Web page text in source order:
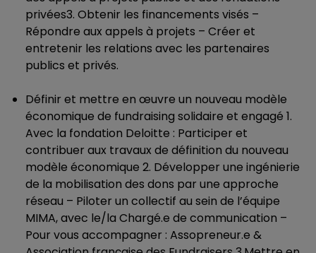
privées3. Obtenir les financements visés –
Répondre aux appels à projets – Créer et
entretenir les relations avec les partenaires
publics et privés.
Définir et mettre en œuvre un nouveau modèle
économique de fundraising solidaire et engagé 1.
Avec la fondation Deloitte : Participer et
contribuer aux travaux de définition du nouveau
modèle économique 2. Développer une ingénierie
de la mobilisation des dons par une approche
réseau – Piloter un collectif au sein de l’équipe
MIMA, avec le/la Chargé.e de communication –
Pour vous accompagner : Assopreneur.e &